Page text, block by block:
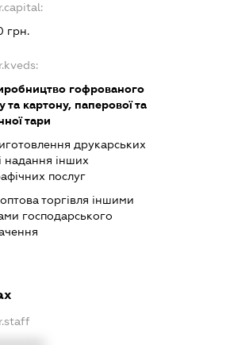
грн.
гофрованого
та картону, паперової та
тари
друкарських
надання інших
послуг
оптова торгівля іншими
господарського